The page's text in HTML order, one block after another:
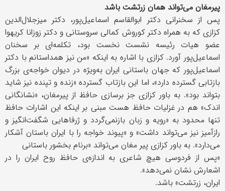
پیرمغان می‌تواند همان زرتشت باشد
پس از سخنرانی دکتر ابوالقاسم اسماعیل‌پور، دکتر میزجلال‌الدین
کزازی که به همراه دکتر کوروش کمالی سروستانی و دکتر زوزانا کریهوا
عضو هیات رئیسه نشست نخست بود، تکلمه‌ای بر سخنان
اسماعیل‌پور آورد. کزازی با اشاره به اینکه «من نیز همداستانم با دکتر
اسماعیل‌پور که جهان باستانی ایران به‌ویژه در دیوان خواجه‌ی بزرگ
بازتابی گسترده دارد»، اما این بازتاب گسترده «زنده و تپنده نیز شاید
بتواند بود». به باور کزازی جز برسازی حافظ از پیرمغان، «نشانگانی
اندک» هم در غزلیات حافظ هست مبنی بر اینکه این اشارات حافظ
تنها محدود به «رویه و زبان بازنمی‌گردد و ژرفاهایی شگفت‌انگیز و
رازآمیز نیز می‌تواند داشت» و «پیوند خواجه را با ایران باستان آشکار
می‌دارد». به باور کزازی پیر مغان می‌تواند «برنام بخشور باستانی
«پس از فردوسی هیچ شاعری به اندازه‌ی حافظ روح ایران را در
اشعارش نشان نمی‌دهد».
ایران، زرتشت» باشد.